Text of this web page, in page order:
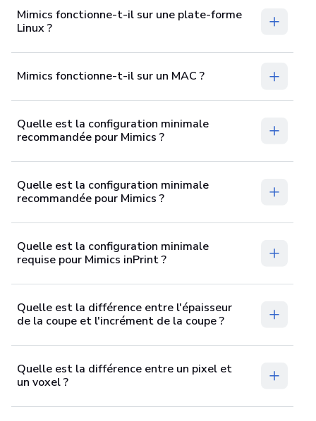
Mimics fonctionne-t-il sur une plate-forme
Linux ?
Mimics fonctionne-t-il sur un MAC ?
Quelle est la configuration minimale
recommandée pour Mimics ?
Quelle est la configuration minimale
recommandée pour Mimics ?
Quelle est la configuration minimale
requise pour Mimics inPrint ?
Quelle est la différence entre l'épaisseur
de la coupe et l'incrément de la coupe ?
Quelle est la différence entre un pixel et
un voxel ?